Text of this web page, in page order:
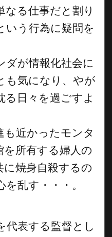
なる仕事だと割り
いう行為に疑問を
ダが情報化社会に
も気になり、やが
る日々を過ごすよ
も近かったモンタ
を所有する婦人の
に焼身自殺するの
乱す・・・。
代表する監督とし